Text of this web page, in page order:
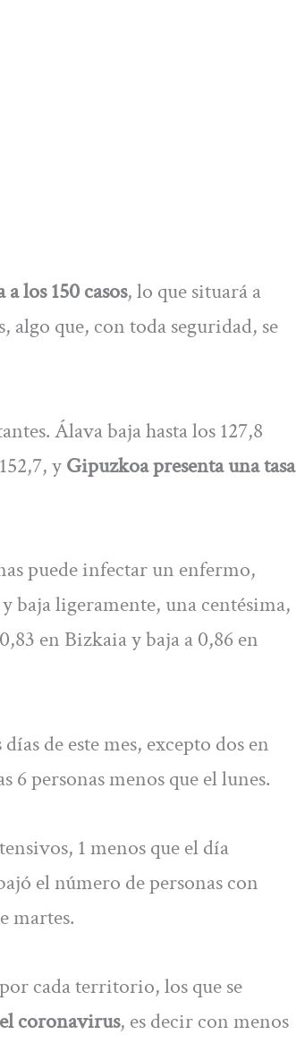
los 150 casos, lo que situará a
que, con toda seguridad, se
Álava baja hasta los 127,8
yGipuzkoa presenta una tasa
puede infectar un enfermo,
baja ligeramente, una centésima,
en Bizkaia y baja a 0,86 en
de este mes, excepto dos en
6 personas menos que el lunes.
1 menos que el día
el número de personas con
martes.
cada territorio, los que se
coronavirus, es decir con menos